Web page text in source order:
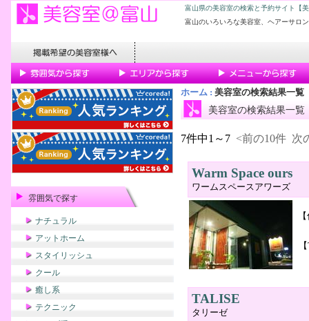
富山県の美容室の検索と予約サイト【
富山のいろいろな美容室、ヘアーサロ
雰囲気で探す
ナチュラル
アットホーム
スタイリッシュ
クール
癒し系
テクニック
ホーム : 美容室の検索結果一覧
美容室の検索結果一覧
7件中1～7 <前の10件 次
Warm Space ours
ワームスペースアワーズ
TALISE
タリーゼ